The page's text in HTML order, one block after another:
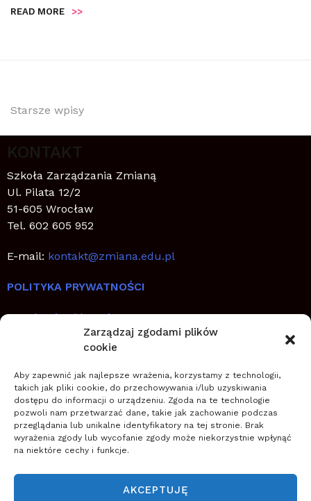
Zarządzaj zgodami plików
cookie
Aby zapewnić jak najlepsze wrażenia, korzystamy z technologii,
takich jak pliki cookie, do przechowywania i/lub uzyskiwania
dostępu do informacji o urządzeniu. Zgoda na te technologie
pozwoli nam przetwarzać dane, takie jak zachowanie podczas
przeglądania lub unikalne identyfikatory na tej stronie. Brak
wyrażenia zgody lub wycofanie zgody może niekorzystnie wpłynąć
na niektóre cechy i funkcje.
AKCEPTUJĘ
READ MORE >>
Starsze wpisy
KONTAKT
Szkoła Zarządzania Zmianą
Ul. Pilata 12/2
51-605 Wrocław
Tel. 602 605 952
E-mail: kontakt@zmiana.edu.pl
POLITYKA PRYWATNOŚCI
Regulamin sklepu internetowego
Jak planować, wdrażać i utrwalić zmianę
Zostań coachem transformacji
Zwiększ szanse na sukces zmiany
Szkoła Zarządzania Zmianą wspiera firmy w